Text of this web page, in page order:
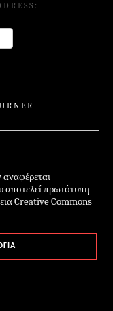
αποτελεί πρωτότυπη
Creative Commons